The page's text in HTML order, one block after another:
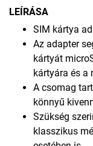
LEÍRÁSA
SIM kártya
Az adapter
kártyát
kártyára és a
A csomag
könnyű
Szükség
klasszikus